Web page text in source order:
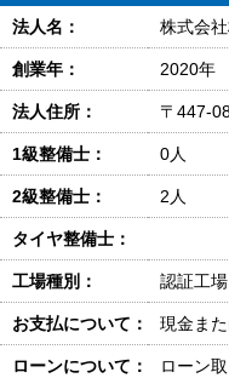
法人名： 株式会
創業年： 2020年
法人住所： 〒447-
1級整備士： 0人
2級整備士： 2人
タイヤ整備士：
工場種別： 認証工
お支払について： 現金ま
ローンについて： ローン